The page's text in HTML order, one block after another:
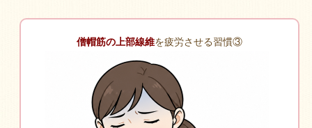
僧帽筋の上部線維を疲労させる習慣③